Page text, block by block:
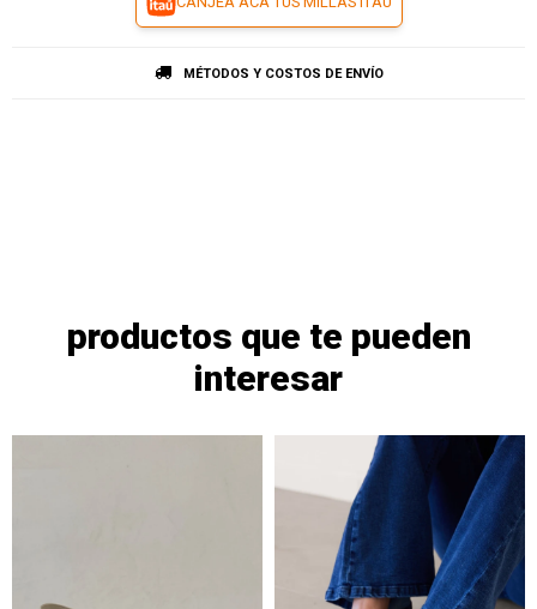
MÉTODOS Y COSTOS DE ENVÍO
productos que te pueden
interesar